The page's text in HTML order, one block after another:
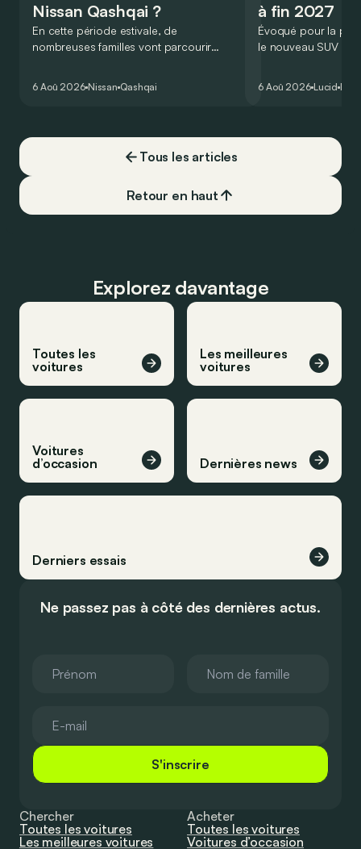
Nissan Qashqai ?
En cette période estivale, de
nombreuses familles vont parcourir
Qashqai e-Power, il serait possible de
6 Aoû 2026 Nissan Qashqai
à fin 2027
Évoqué pour la
le nouveau SUV
l’année 2026.
6 Aoû 2026 Lucid
Tous les articles
Retour en haut
Explorez davantage
Toutes les
voitures
Les meilleures
voitures
Voitures
d’occasion
Dernières news
Derniers essais
Ne passez pas à côté des dernières actus.
S'inscrire
Chercher
Toutes les voitures
Les meilleures voitures
Acheter
Toutes les voitures
Voitures d’occasion